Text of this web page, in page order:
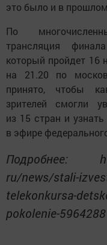
это было и в
По
трансляция
который пройдет 16
на 21.20 по
принято, чтобы
зрителей смогли
из 15 стран и
в эфире
Подробнее:
ru/news/stali-
telekonkursa-
pokolenie-5964288